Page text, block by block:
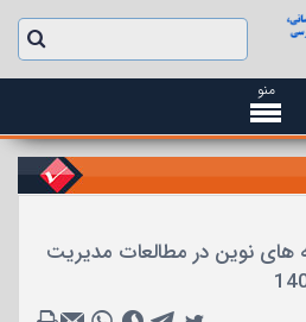
منو
های نوین در مطالعات مدیریت